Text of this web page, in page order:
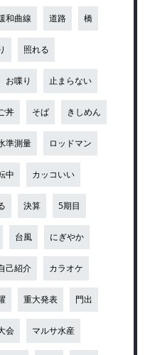
和曲線 道路 橋
照れる
お喋り 止まらない
丼 そば きしめん
準測量 ロッドマン
中 カッコいい
決算 5期目
台風 にぎやか
己紹介 カラオケ
重大発表 門出
会 マルサ水産